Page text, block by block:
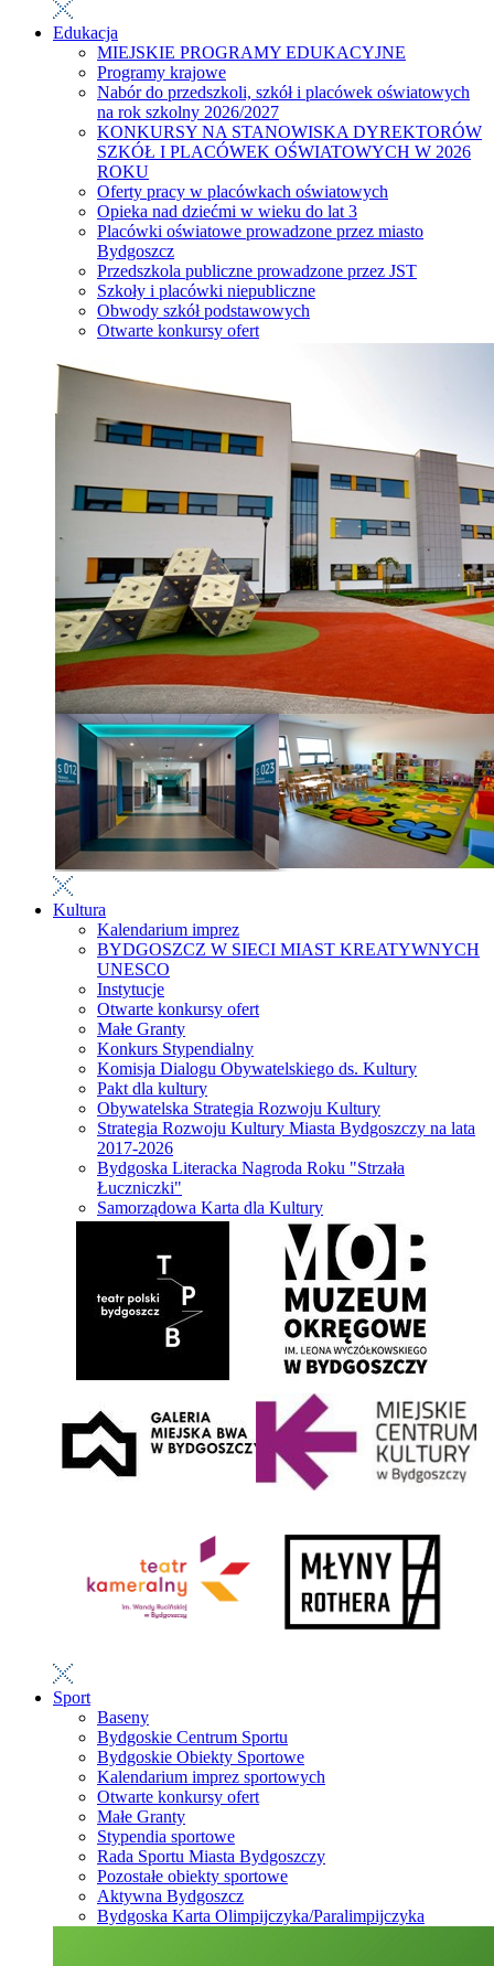
Edukacja
MIEJSKIE PROGRAMY EDUKACYJNE
Programy krajowe
Nabór do przedszkoli, szkół i placówek oświatowych
na rok szkolny 2026/2027
KONKURSY NA STANOWISKA DYREKTORÓW
SZKÓŁ I PLACÓWEK OŚWIATOWYCH W 2026
ROKU
Oferty pracy w placówkach oświatowych
Opieka nad dziećmi w wieku do lat 3
Placówki oświatowe prowadzone przez miasto
Bydgoszcz
Przedszkola publiczne prowadzone przez JST
Szkoły i placówki niepubliczne
Obwody szkół podstawowych
Otwarte konkursy ofert
Kultura
Kalendarium imprez
BYDGOSZCZ W SIECI MIAST KREATYWNYCH
UNESCO
Instytucje
Otwarte konkursy ofert
Małe Granty
Konkurs Stypendialny
Komisja Dialogu Obywatelskiego ds. Kultury
Pakt dla kultury
Obywatelska Strategia Rozwoju Kultury
Strategia Rozwoju Kultury Miasta Bydgoszczy na lata
2017-2026
Bydgoska Literacka Nagroda Roku "Strzała
Łuczniczki"
Samorządowa Karta dla Kultury
Sport
Baseny
Bydgoskie Centrum Sportu
Bydgoskie Obiekty Sportowe
Kalendarium imprez sportowych
Otwarte konkursy ofert
Małe Granty
Stypendia sportowe
Rada Sportu Miasta Bydgoszczy
Pozostałe obiekty sportowe
Aktywna Bydgoszcz
Bydgoska Karta Olimpijczyka/Paralimpijczyka